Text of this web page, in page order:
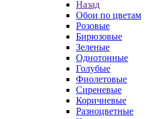
Назад
Обои по цветам
Розовые
Бирюзовые
Зеленые
Однотонные
Голубые
Фиолетовые
Сиреневые
Коричневые
Разноцветные